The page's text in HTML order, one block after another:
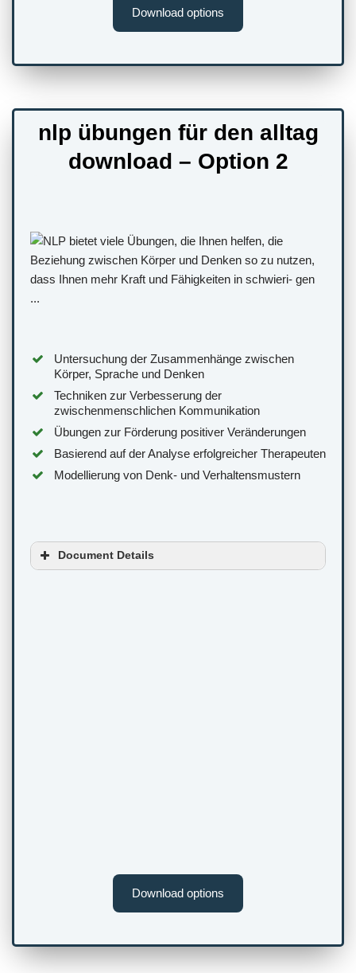
Download options
nlp übungen für den alltag
download – Option 2
Untersuchung der Zusammenhänge zwischen
Körper, Sprache und Denken
Techniken zur Verbesserung der
zwischenmenschlichen Kommunikation
Übungen zur Förderung positiver Veränderungen
Basierend auf der Analyse erfolgreicher Therapeuten
Modellierung von Denk- und Verhaltensmustern
Document Details
Download options